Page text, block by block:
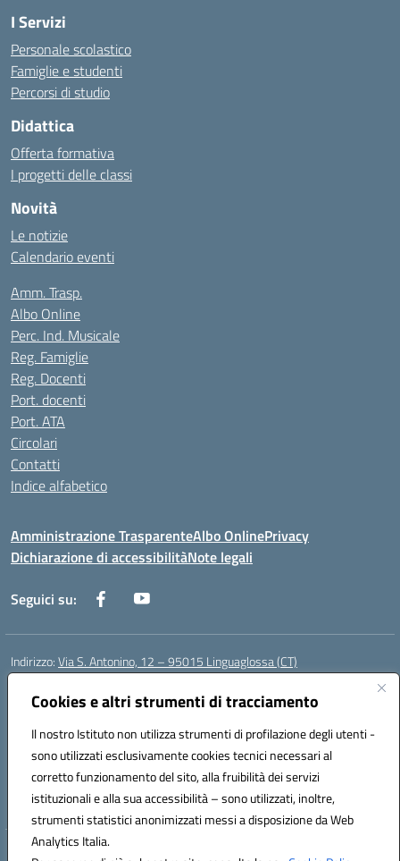
Cookies e altri strumenti di tracciamento
Il nostro Istituto non utilizza strumenti di profilazione degli utenti -
sono utilizzati esclusivamente cookies tecnici necessari al
corretto funzionamento del sito, alla fruibilità dei servizi
istituzionali e alla sua accessibilità – sono utilizzati, inoltre,
strumenti statistici anonimizzati messi a disposizione da Web
Analytics Italia.
I Servizi
Personale scolastico
Famiglie e studenti
Percorsi di studio
Didattica
Offerta formativa
I progetti delle classi
Novità
Le notizie
Calendario eventi
Amm. Trasp.
Albo Online
Perc. Ind. Musicale
Reg. Famiglie
Reg. Docenti
Port. docenti
Port. ATA
Circolari
Contatti
Indice alfabetico
Amministrazione TrasparenteAlbo OnlinePrivacy
Dichiarazione di accessibilitàNote legali
Seguici su:
Indirizzo:Via S. Antonino, 12 – 95015 Linguaglossa (CT)
Centralino:
Posta elettronica certificata (PEC):ctic83200r@pec.istruzione.it
Codice fiscale: 83002470876
Codice meccanografico:CTIC83200R
Codice Indice delle Pubbliche Amministrazioni (IPA): istsc_CTIC83200R
Codice unico di fatturazione (CUF): UF7TEB
Hosting & Powered by 3D Solution S.r.l.